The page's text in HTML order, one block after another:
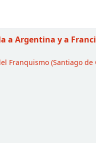
a Argentina y a
Franquismo(Santiago de